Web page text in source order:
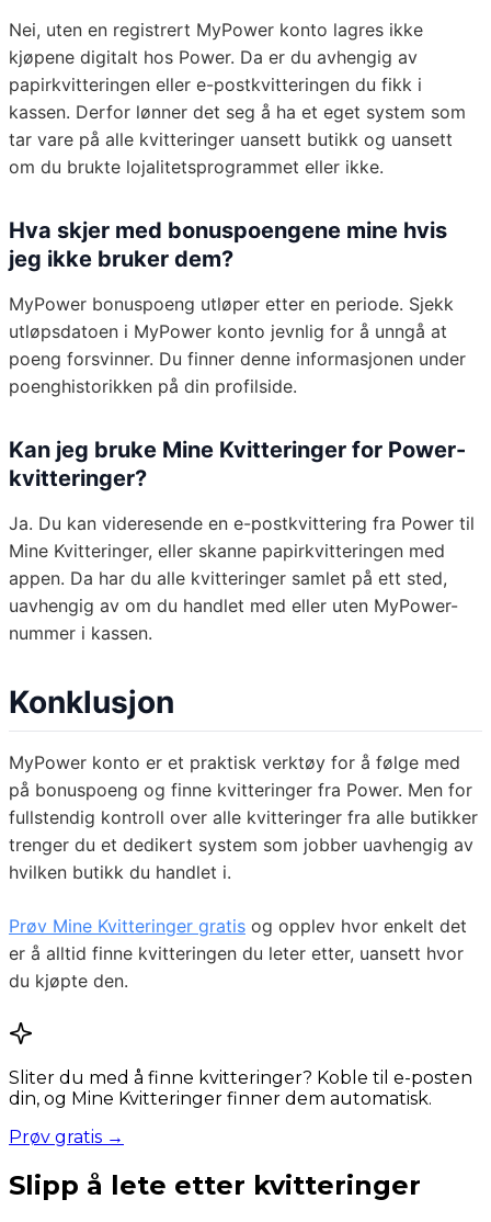
Nei, uten en registrert MyPower konto lagres ikke
kjøpene digitalt hos Power. Da er du avhengig av
papirkvitteringen eller e-postkvitteringen du fikk i
kassen. Derfor lønner det seg å ha et eget system som
tar vare på alle kvitteringer uansett butikk og uansett
om du brukte lojalitetsprogrammet eller ikke.
Hva skjer med bonuspoengene mine hvis
jeg ikke bruker dem?
MyPower bonuspoeng utløper etter en periode. Sjekk
utløpsdatoen i MyPower konto jevnlig for å unngå at
poeng forsvinner. Du finner denne informasjonen under
poenghistorikken på din profilside.
Kan jeg bruke Mine Kvitteringer for Power-
kvitteringer?
Ja. Du kan videresende en e-postkvittering fra Power til
Mine Kvitteringer, eller skanne papirkvitteringen med
appen. Da har du alle kvitteringer samlet på ett sted,
uavhengig av om du handlet med eller uten MyPower-
nummer i kassen.
Konklusjon
MyPower konto er et praktisk verktøy for å følge med
på bonuspoeng og finne kvitteringer fra Power. Men for
fullstendig kontroll over alle kvitteringer fra alle butikker
trenger du et dedikert system som jobber uavhengig av
hvilken butikk du handlet i.
Prøv Mine Kvitteringer gratis og opplev hvor enkelt det
er å alltid finne kvitteringen du leter etter, uansett hvor
du kjøpte den.
Sliter du med å finne kvitteringer? Koble til e-posten
din, og Mine Kvitteringer finner dem automatisk.
Prøv gratis →
Slipp å lete etter kvitteringer